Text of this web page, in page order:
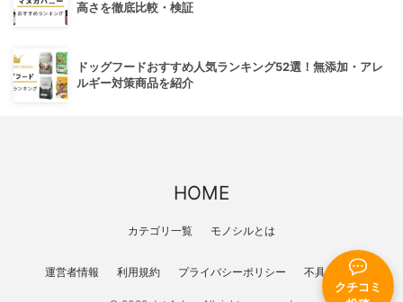
クチコミ
高さを徹底比較・検証
ドッグフードおすすめ人気ランキング52選！無添加・アレ
ルギー対策商品を紹介
HOME
カテゴリ一覧 モノシルとは
運営者情報 利用規約 プライバシーポリシー 不具合報告